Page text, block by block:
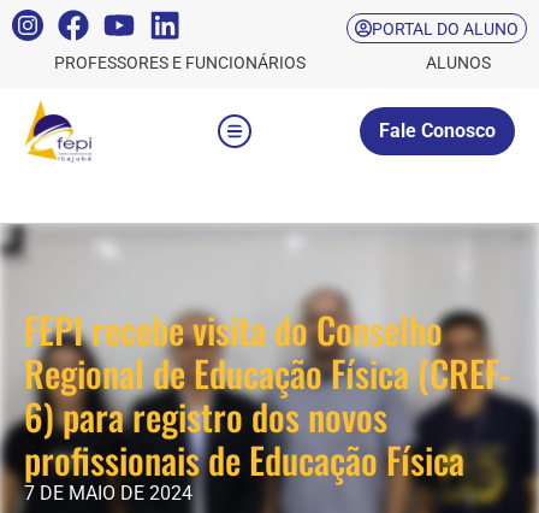
PORTAL DO ALUNO
PROFESSORES E FUNCIONÁRIOS
ALUNOS
Fale Conosco
FEPI recebe visita do Conselho
Regional de Educação Física (CREF-
6) para registro dos novos
profissionais de Educação Física
7 DE MAIO DE 2024